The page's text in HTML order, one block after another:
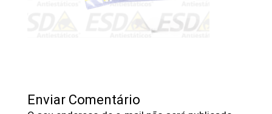
Enviar Comentário